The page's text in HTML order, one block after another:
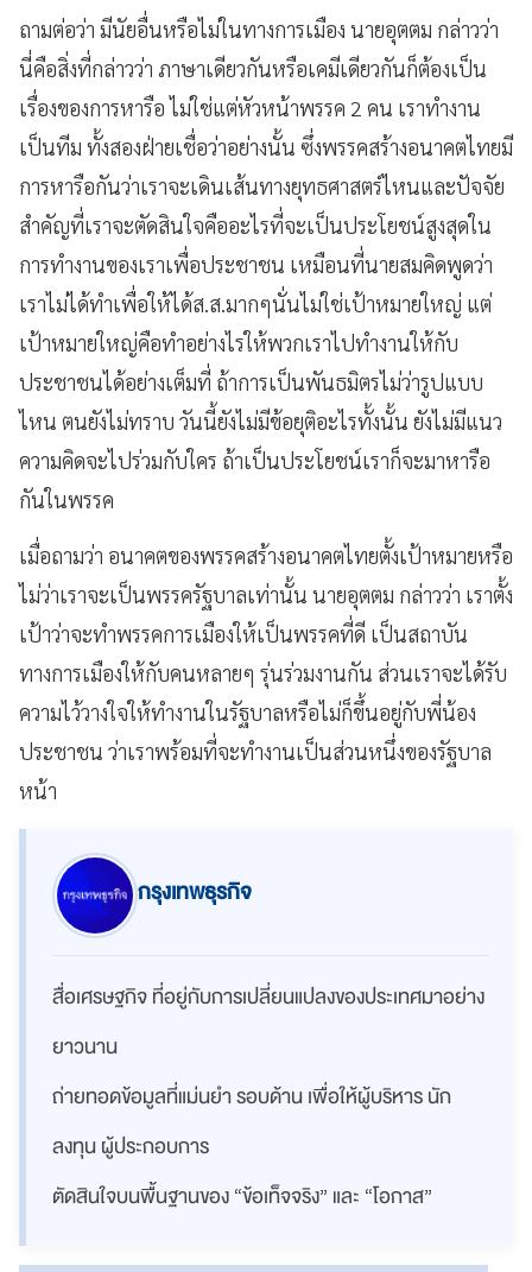
ถามต่อว่า มีนัยอื่นหรือไม่ในทางการเมือง นายอุตตม กล่าวว่า
นี่คือสิ่งที่กล่าวว่า ภาษาเดียวกันหรือเคมีเดียวกันก็ต้องเป็น
เรื่องของการหารือ ไม่ใช่แต่หัวหน้าพรรค 2 คน เราทำงาน
เป็นทีม ทั้งสองฝ่ายเชื่อว่าอย่างนั้น ซึ่งพรรคสร้างอนาคตไทยมี
การหารือกันว่าเราจะเดินเส้นทางยุทธศาสตร์ไหนและปัจจัย
สำคัญที่เราจะตัดสินใจคืออะไรที่จะเป็นประโยชน์สูงสุดใน
การทำงานของเราเพื่อประชาชน เหมือนที่นายสมคิดพูดว่า
เราไม่ได้ทำเพื่อให้ได้ส.ส.มากๆนั่นไม่ใช่เป้าหมายใหญ่ แต่
เป้าหมายใหญ่คือทำอย่างไรให้พวกเราไปทำงานให้กับ
ประชาชนได้อย่างเต็มที่ ถ้าการเป็นพันธมิตรไม่ว่ารูปแบบ
ไหน ตนยังไม่ทราบ วันนี้ยังไม่มีข้อยุติอะไรทั้งนั้น ยังไม่มีแนว
ความคิดจะไปร่วมกับใคร ถ้าเป็นประโยชน์เราก็จะมาหารือ
กันในพรรค
เมื่อถามว่า อนาคตของพรรคสร้างอนาคตไทยตั้งเป้าหมายหรือ
ไม่ว่าเราจะเป็นพรรครัฐบาลเท่านั้น นายอุตตม กล่าวว่า เราตั้ง
เป้าว่าจะทำพรรคการเมืองให้เป็นพรรคที่ดี เป็นสถาบัน
ทางการเมืองให้กับคนหลายๆ รุ่นร่วมงานกัน ส่วนเราจะได้รับ
ความไว้วางใจให้ทำงานในรัฐบาลหรือไม่ก็ขึ้นอยู่กับพี่น้อง
ประชาชน ว่าเราพร้อมที่จะทำงานเป็นส่วนหนึ่งของรัฐบาล
หน้า
กรุงเทพธุรกิจ
สื่อเศรษฐกิจ ที่อยู่กับการเปลี่ยนแปลงของประเทศมาอย่าง
ยาวนาน
ถ่ายทอดข้อมูลที่แม่นยำ รอบด้าน เพื่อให้ผู้บริหาร นัก
ลงทุน ผู้ประกอบการ
ตัดสินใจบนพื้นฐานของ “ข้อเท็จจริง” และ “โอกาส”